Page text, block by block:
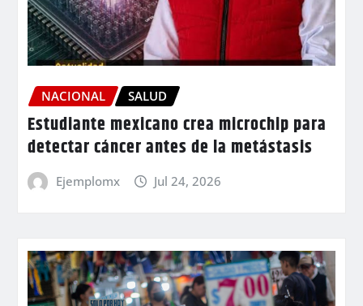
NACIONAL SALUD
Estudiante mexicano crea microchip para
detectar cáncer antes de la metástasis
Ejemplomx Jul 24, 2026